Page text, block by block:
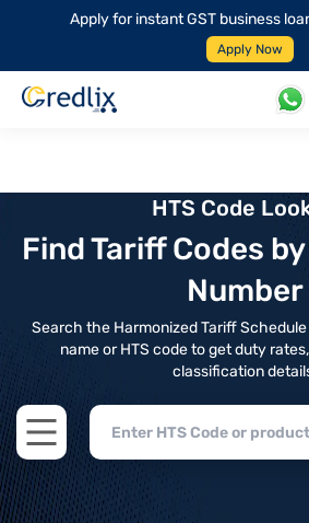
Apply for instant GST business
Apply Now
HTS Code
Find Tariff Codes
Number
Search the Harmonized Tariff
name or HTS code to get duty
classification
Open main menu